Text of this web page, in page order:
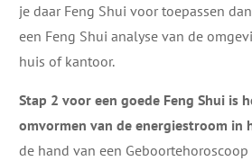
je daar Feng Shui voor toepassen
een Feng Shui analyse van de
huis of kantoor.
Stap 2 voor een goede Feng Shui is
omvormen van de energiestroom in
de hand van een